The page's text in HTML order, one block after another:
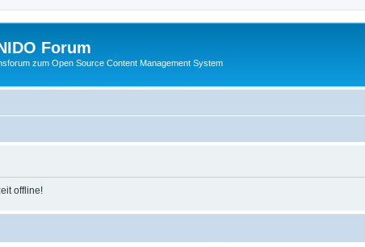
Forum
zum Open Source Content Management System
offline!